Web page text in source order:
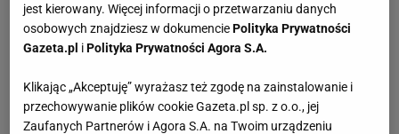
jest kierowany. Więcej informacji o przetwarzaniu danych
osobowych znajdziesz w dokumenciePolityka Prywatności
Gazeta.pl iPolityka Prywatności Agora S.A.
Klikając „Akceptuję” wyrażasz też zgodę na zainstalowanie i
przechowywanie plików cookie Gazeta.pl sp. z o.o., jej
Zaufanych Partnerów i Agora S.A. na Twoim urządzeniu